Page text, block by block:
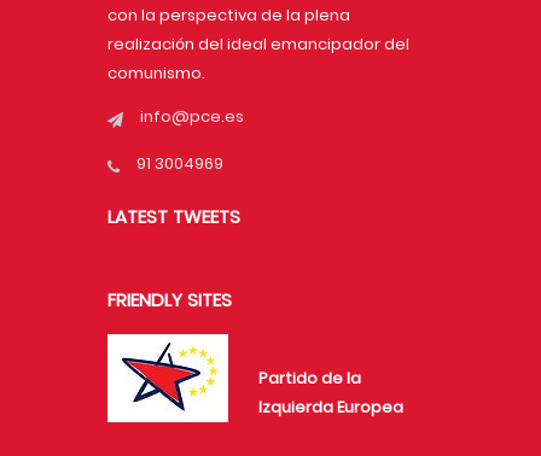
con la perspectiva de la plena
realización del ideal emancipador del
comunismo.
info@pce.es
91 3004969
LATEST TWEETS
FRIENDLY SITES
Partido de la
Izquierda Europea